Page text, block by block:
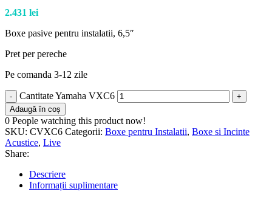
2.431 lei
Boxe pasive pentru instalatii, 6,5″
Pret per pereche
Pe comanda 3-12 zile
Cantitate Yamaha VXC6
Adaugă în coș
0 People watching this product now!
SKU: CVXC6 Categorii: Boxe pentru Instalatii, Boxe si Incinte
Acustice, Live
Share:
Descriere
Informații suplimentare